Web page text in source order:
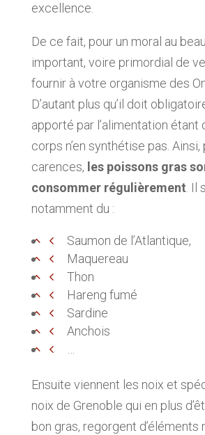
excellence.
De ce fait, pour un moral au
important, voire primordial de
fournir à votre organisme des
D’autant plus qu’il doit
apporté par l’alimentation étant
corps n’en synthétise pas.
carences, les poissons gras
consommer régulièrement. Il
notamment du :
Saumon de l’Atlantique,
Maquereau
Thon
Hareng fumé
Sardine
Anchois
…
Ensuite viennent les noix et
noix de Grenoble qui en plus
bon gras, regorgent d’éléments